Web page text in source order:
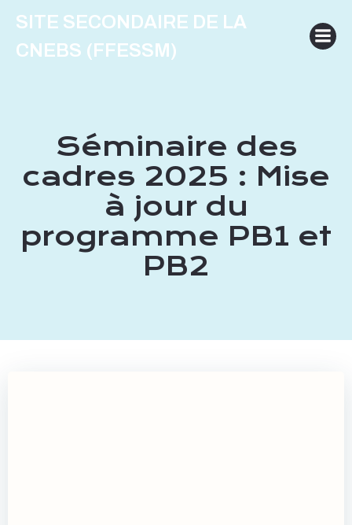
au
contenu
SITE SECONDAIRE DE LA
CNEBS (FFESSM)
Séminaire des
cadres 2025 : Mise
à jour du
programme PB1 et
PB2